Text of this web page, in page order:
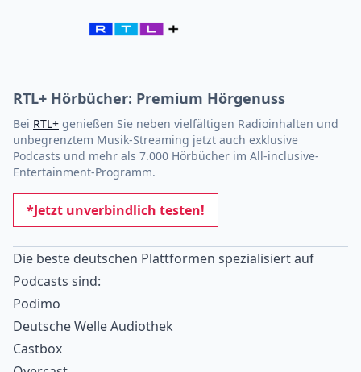
RTL+ Hörbücher: Premium Hörgenuss
Bei RTL+ genießen Sie neben vielfältigen Radioinhalten und
unbegrenztem Musik-Streaming jetzt auch exklusive
Podcasts und mehr als 7.000 Hörbücher im All-inclusive-
Entertainment-Programm.
*Jetzt unverbindlich testen!
Die beste deutschen Plattformen spezialisiert auf
Podcasts sind:
Podimo
Deutsche Welle Audiothek
Castbox